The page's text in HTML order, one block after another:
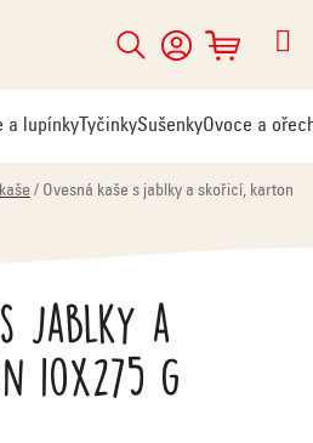
Hledat
NÁKUPNÍ
KOŠÍK
a lupínky TyčinkySušenkyOvoce a
/ Ovesná kaše s jablky a skořicí, karton
s jablky a
10x275 g